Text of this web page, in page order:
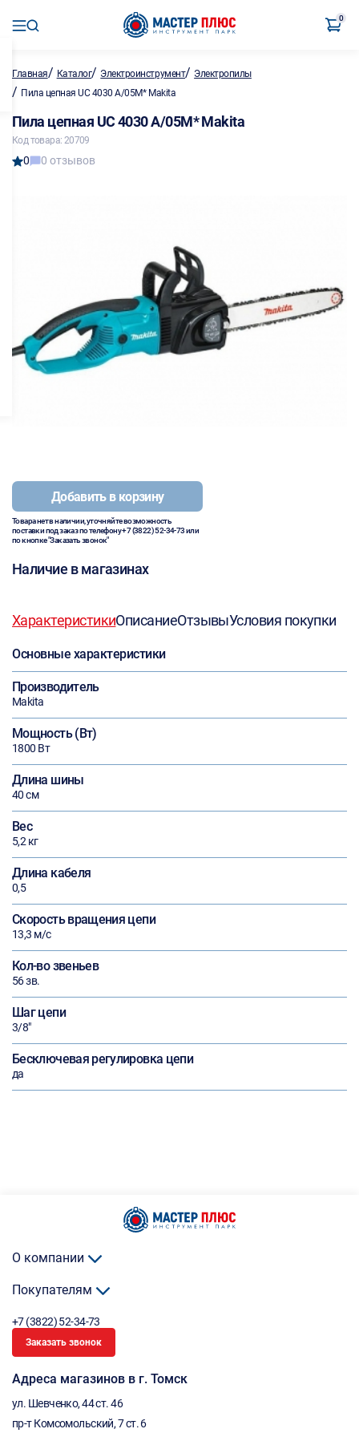
0
Главная/ Каталог/ Электроинструмент/ Электропилы
/ Пила цепная UC 4030 A/05M* Makita
Пила цепная UC 4030 A/05M* Makita
Код товара: 20709
0 0 отзывов
Добавить в корзину
Товара нет в наличии, уточняйте возможность
поставки под заказ по телефону+7 (3822) 52-34-73или
по кнопке "Заказать звонок"
Наличие в магазинах
ХарактеристикиОписаниеОтзывыУсловия покупки
Основные характеристики
Производитель
Makita
Мощность (Вт)
1800 Вт
Длина шины
40 см
Вес
5,2 кг
Длина кабеля
0,5
Скорость вращения цепи
13,3 м/с
Кол-во звеньев
56 зв.
Шаг цепи
3/8"
Бесключевая регулировка цепи
да
О компании
Покупателям
+7 (3822) 52-34-73
Заказать звонок
Адреса магазинов в г. Томск
ул. Шевченко, 44 ст. 46
пр-т Комсомольский, 7 ст. 6